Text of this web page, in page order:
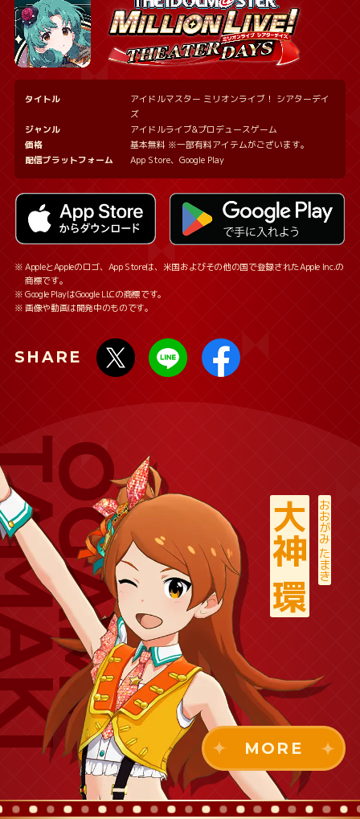
タイトル
アイドルマスター ミリオンライブ！ シアターデイ
ズ
ジャンル
アイドルライブ&プロデュースゲーム
価格
基本無料 ※一部有料アイテムがございます。
配信プラットフォーム
App Store、Google Play
AppleとAppleのロゴ、App Storeは、米国およびその他の国で登録されたApple Inc.の
商標です。
Google PlayはGoogle LLCの商標です。
画像や動画は開発中のものです。
SHARE
OGAMI おおがみ たまき
大神 環
MORE